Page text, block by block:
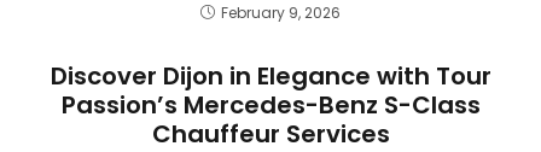
February 9, 2026
Discover Dijon in Elegance with Tour
Passion’s Mercedes-Benz S-Class
Chauffeur Services